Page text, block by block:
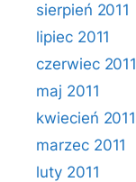
sierpień 2011
lipiec 2011
czerwiec 2011
maj 2011
kwiecień 2011
marzec 2011
luty 2011